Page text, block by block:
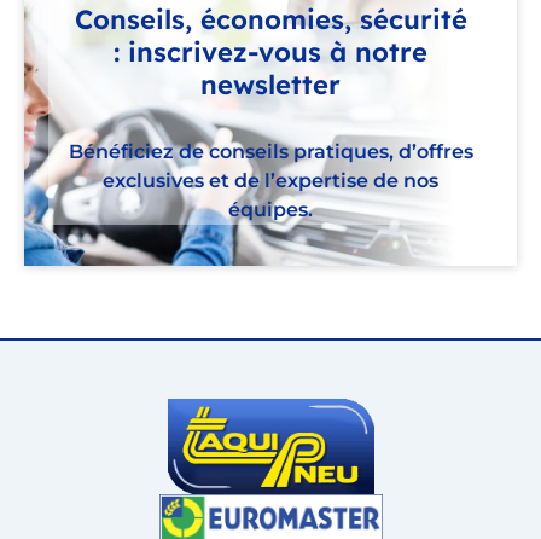
Conseils, économies, sécurité
: inscrivez-vous à notre
newsletter
Bénéficiez de conseils pratiques, d’offres
exclusives et de l’expertise de nos
équipes.